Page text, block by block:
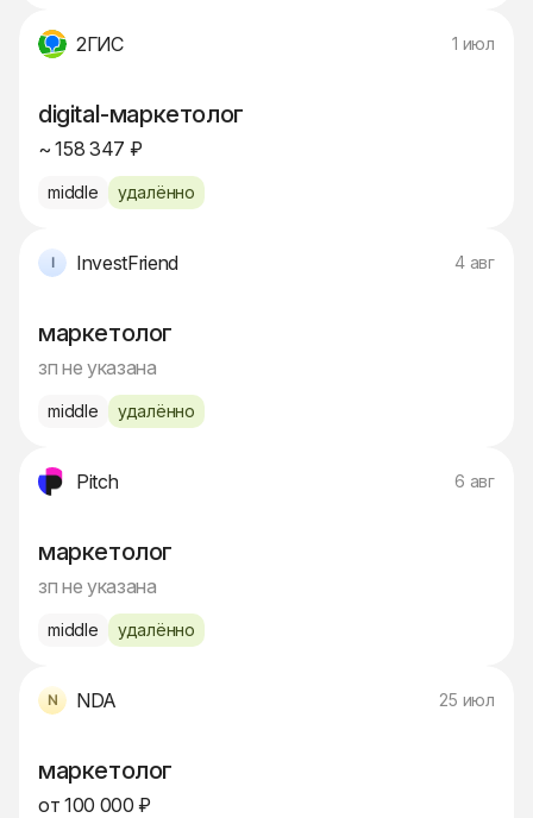
2ГИС 1 июл
digital-маркетолог
~ 158 347 ₽
middle удалённо
InvestFriend 4 авг
маркетолог
зп не указана
middle удалённо
Pitch 6 авг
маркетолог
зп не указана
middle удалённо
NDA 25 июл
маркетолог
от 100 000 ₽